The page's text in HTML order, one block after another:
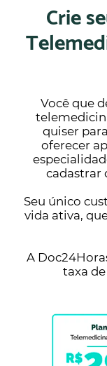
Crie
Você que
quiser
oferecer
cadastrar
Seu único
vida ativa,
A
taxa